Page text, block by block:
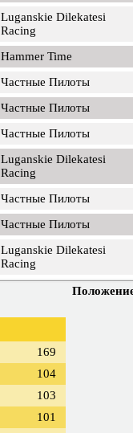
Luganskie Dilekatesi
Racing
Hammer Time
Частные Пилоты
Частные Пилоты
Частные Пилоты
Luganskie Dilekatesi
Racing
Частные Пилоты
Частные Пилоты
Luganskie Dilekatesi
Racing
Положение
169
104
103
101